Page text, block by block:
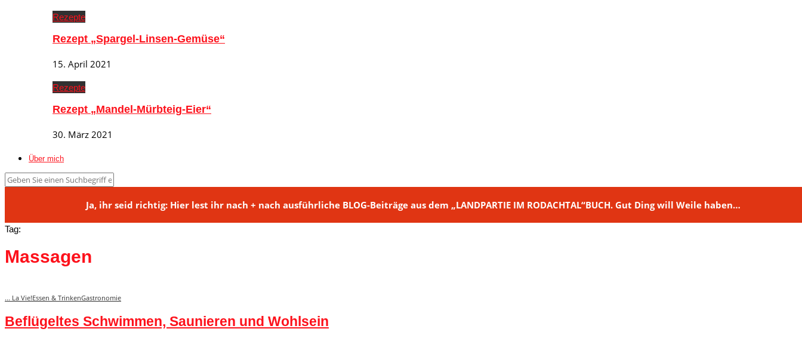
Rezepte
Rezept „Spargel-Linsen-Gemüse“
15. April 2021
Rezepte
Rezept „Mandel-Mürbteig-Eier“
30. März 2021
Über mich
Ja, ihr seid richtig: Hier lest ihr nach + nach ausführliche BLOG-Beiträge aus dem „LANDPARTIE IM RODACHTAL“BUCH. Gut Ding will Weile haben…
Tag:
Massagen
... La Vie!Essen & TrinkenGastronomie
Beflügeltes Schwimmen, Saunieren und Wohlsein